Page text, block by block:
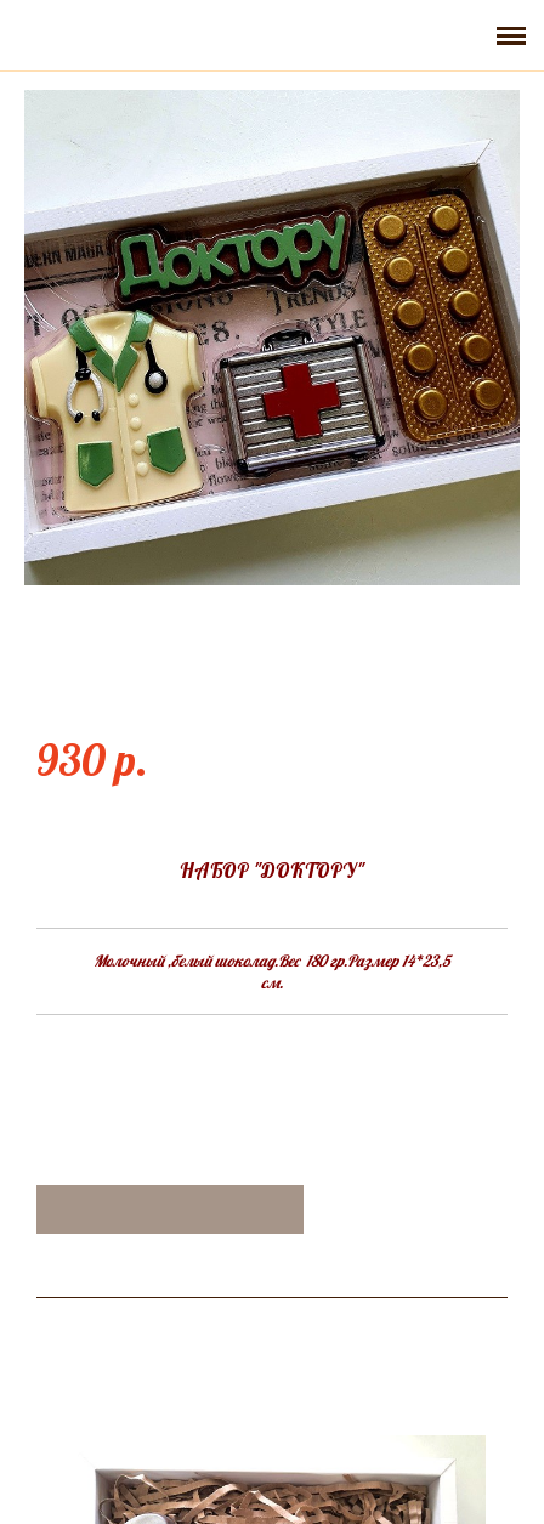
Контакты
930 p.
НАБОР "ДОКТОРУ"
Молочный ,белый шоколад.Вес 180 гр.Размер 14*23,5
см.